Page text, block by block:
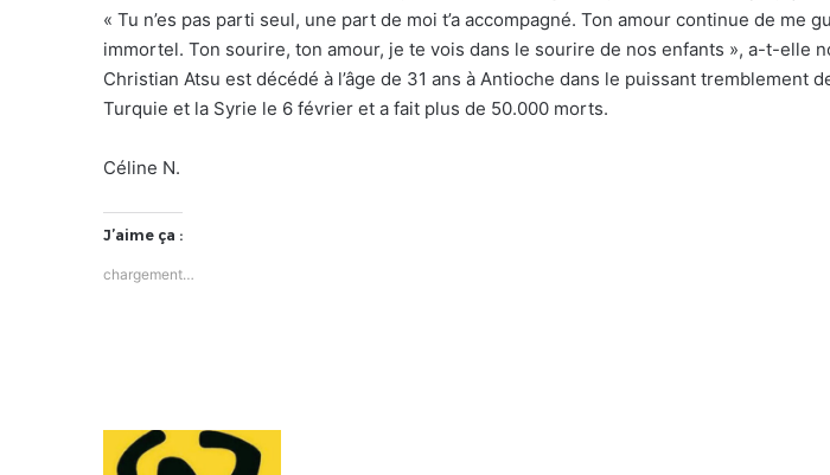
« Tu n’es pas parti seul, une part de moi t’a accompagné. Ton amour continue de me
immortel. Ton sourire, ton amour, je te vois dans le sourire de nos enfants », a-t-elle
Christian Atsu est décédé à l’âge de 31 ans à Antioche dans le puissant tremblement
Turquie et la Syrie le 6 février et a fait plus de 50.000 morts.
Céline N.
J’aime ça :
chargement…